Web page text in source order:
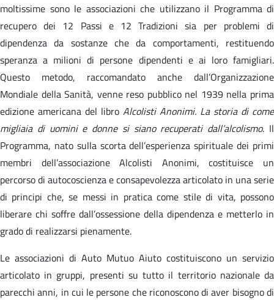
moltissime sono le associazioni che utilizzano il Programma di
recupero dei 12 Passi e 12 Tradizioni sia per problemi di
dipendenza da sostanze che da comportamenti, restituendo
speranza a milioni di persone dipendenti e ai loro famigliari.
Questo metodo, raccomandato anche dall’Organizzazione
Mondiale della Sanità, venne reso pubblico nel 1939 nella prima
edizione americana del libro Alcolisti Anonimi. La storia di come
migliaia di uomini e donne si siano recuperati dall’alcolismo. Il
Programma, nato sulla scorta dell’esperienza spirituale dei primi
membri dell’associazione Alcolisti Anonimi, costituisce un
percorso di autocoscienza e consapevolezza articolato in una serie
di principi che, se messi in pratica come stile di vita, possono
liberare chi soffre dall’ossessione della dipendenza e metterlo in
grado di realizzarsi pienamente.
Le associazioni di Auto Mutuo Aiuto costituiscono un servizio
articolato in gruppi, presenti su tutto il territorio nazionale da
parecchi anni, in cui le persone che riconoscono di aver bisogno di